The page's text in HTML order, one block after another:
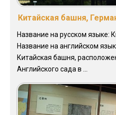
Китайская башня,
Название на русском языке:
Название на английском
Китайская башня,
Английского сада в ...